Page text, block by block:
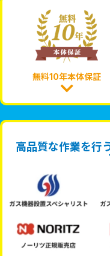
無料10年本体保証
高品質な作業を行